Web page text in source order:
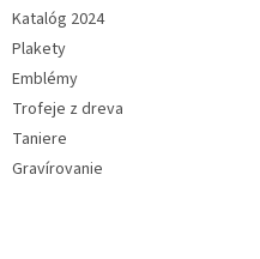
Katalóg 2024
Plakety
Emblémy
Trofeje z dreva
Taniere
Gravírovanie